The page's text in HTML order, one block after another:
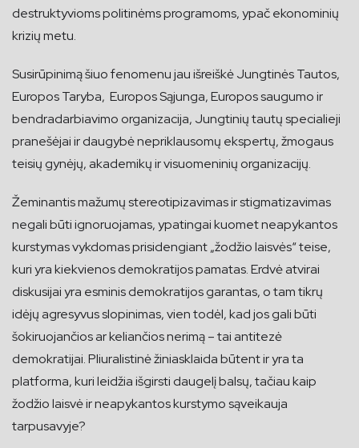
destruktyvioms politinėms programoms, ypač ekonominių
krizių metu.
Susirūpinimą šiuo fenomenu jau išreiškė Jungtinės Tautos,
Europos Taryba, Europos Sąjunga, Europos saugumo ir
bendradarbiavimo organizacija, Jungtinių tautų specialieji
pranešėjai ir daugybė nepriklausomų ekspertų, žmogaus
teisių gynėjų, akademikų ir visuomeninių organizacijų.
Žeminantis mažumų stereotipizavimas ir stigmatizavimas
negali būti ignoruojamas, ypatingai kuomet neapykantos
kurstymas vykdomas prisidengiant „žodžio laisvės“ teise,
kuri yra kiekvienos demokratijos pamatas. Erdvė atvirai
diskusijai yra esminis demokratijos garantas, o tam tikrų
idėjų agresyvus slopinimas, vien todėl, kad jos gali būti
šokiruojančios ar keliančios nerimą – tai antitezė
demokratijai. Pliuralistinė žiniasklaida būtent ir yra ta
platforma, kuri leidžia išgirsti daugelį balsų, tačiau kaip
žodžio laisvė ir neapykantos kurstymo sąveikauja
tarpusavyje?